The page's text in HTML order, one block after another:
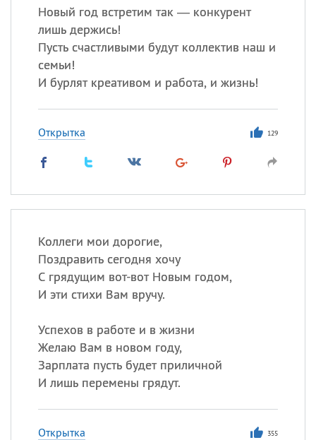
Новый год встретим так — конкурент
лишь держись!
Пусть счастливыми будут коллектив наш и
семьи!
И бурлят креативом и работа, и жизнь!
Открытка 129
Коллеги мои дорогие,
Поздравить сегодня хочу
С грядущим вот-вот Новым годом,
И эти стихи Вам вручу.
Успехов в работе и в жизни
Желаю Вам в новом году,
Зарплата пусть будет приличной
И лишь перемены грядут.
Открытка 355
Анатолий, Афанасий,Борис
Посмотреть значениеи
происхождение